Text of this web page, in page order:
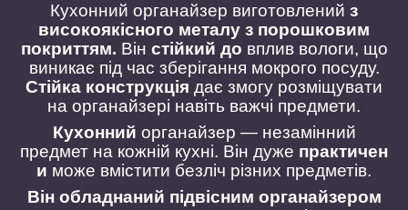
Кухонний органайзер виготовлений з
високоякісного металу з порошковим
покриттям. Він стійкий до вплив вологи, що
виникає під час зберігання мокрого посуду.
Стійка конструкція дає змогу розміщувати
на органайзері навіть важчі предмети.
Кухонний органайзер — незамінний
предмет на кожній кухні. Він дуже практичен
и може вмістити безліч різних предметів.
Він обладнаний підвісним органайзером